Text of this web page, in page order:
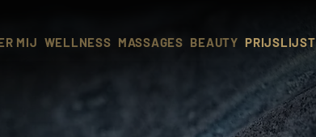
MIJ WELLNESS MASSAGES BEAUTY PRIJSLIJST